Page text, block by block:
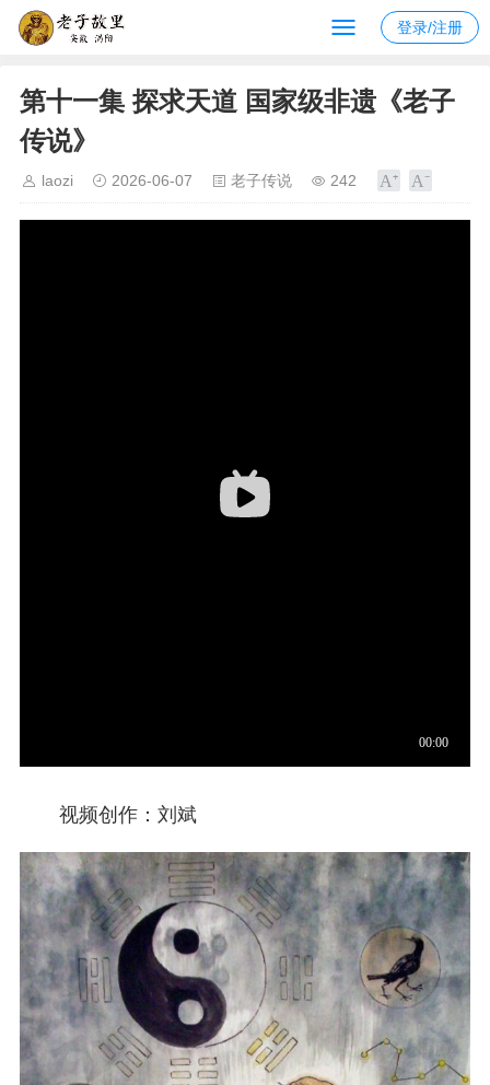
登录/注册
第十一集 探求天道 国家级非遗《老子
传说》
laozi 2026-06-07 老子传说 242
视频创作：刘斌